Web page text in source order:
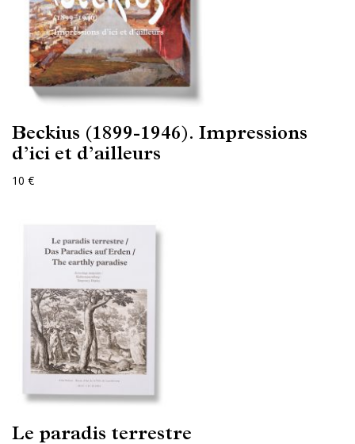
Beckius (1899-1946). Impressions
d’ici et d’ailleurs
10 €
Le paradis terrestre